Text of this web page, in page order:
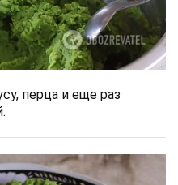
перца и еще раз